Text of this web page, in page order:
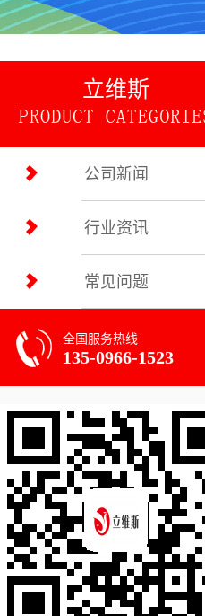
立维斯
公司新闻
行业资讯
常见问题
全国服务热线
135-0966-1523